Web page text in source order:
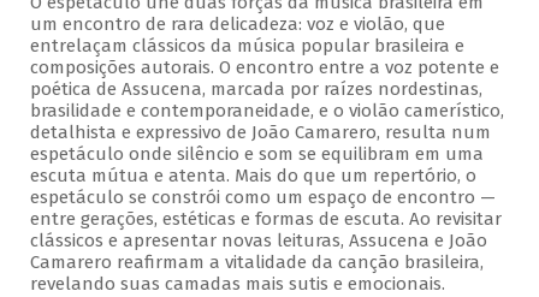
um encontro de rara delicadeza: voz e violão, que
entrelaçam clássicos da música popular brasileira e
composições autorais. O encontro entre a voz potente e
poética de Assucena, marcada por raízes nordestinas,
brasilidade e contemporaneidade, e o violão camerístico,
detalhista e expressivo de João Camarero, resulta num
espetáculo onde silêncio e som se equilibram em uma
escuta mútua e atenta. Mais do que um repertório, o
espetáculo se constrói como um espaço de encontro —
entre gerações, estéticas e formas de escuta. Ao revisitar
clássicos e apresentar novas leituras, Assucena e João
Camarero reafirmam a vitalidade da canção brasileira,
revelando suas camadas mais sutis e emocionais.